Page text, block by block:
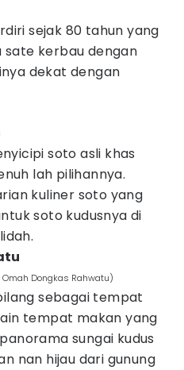
sejak 80 tahun yang
sate kerbau dengan
dekat dengan
soto asli khas
lah pilihannya.
kuliner soto yang
soto kudusnya di
Dongkas Rahwatu)
sebagai tempat
tempat makan yang
sungai kudus
nan hijau dari gunung